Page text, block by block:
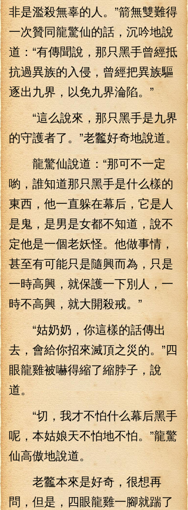
非是濫殺無辜的人。”箭無雙難得
一次贊同龍驚仙的話，沉吟地說
道：“有傳聞說，那只黑手曾經抵
抗過異族的入侵，曾經把異族驅
逐出九界，以免九界淪陷。”
“這么說來，那只黑手是九界
的守護者了。”老龞好奇地說道。
龍驚仙說道：“那可不一定
喲，誰知道那只黑手是什么樣的
東西，他一直躲在幕后，它是人
是鬼，是男是女都不知道，說不
定他是一個老妖怪。他做事情，
甚至有可能只是隨興而為，只是
一時高興，就保護一下別人，一
時不高興，就大開殺戒。”
“姑奶奶，你這樣的話傳出
去，會給你招來滅頂之災的。”四
眼龍雞被嚇得縮了縮脖子，說
道。
“切，我才不怕什么幕后黑手
呢，本姑娘天不怕地不怕。”龍驚
仙高傲地說道。
老龞本來是好奇，很想再
問，但是，四眼龍雞一腳就踹了